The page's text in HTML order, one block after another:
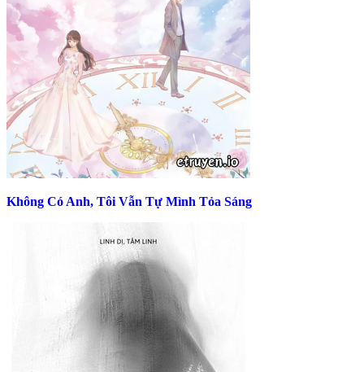
Không Có Anh, Tôi Vẫn Tự Mình Tỏa Sáng